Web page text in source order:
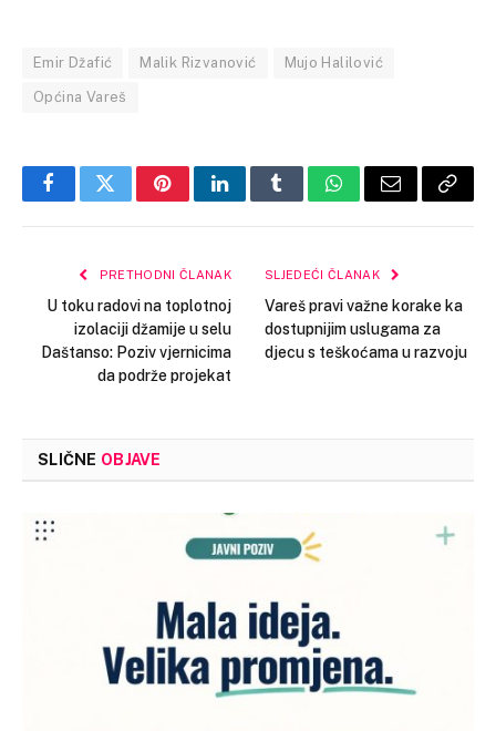
Emir Džafić Malik Rizvanović Mujo Halilović
Općina Vareš
FacebookTwitterPinterestLinkedInTumblrWhatsApp
Email Copy
PRETHODNI ČLANAK
U toku radovi na toplotnoj
izolaciji džamije u selu
Daštanso: Poziv vjernicima
da podrže projekat
SLJEDEĆI ČLANAK
Vareš pravi važne korake ka
dostupnijim uslugama za
djecu s teškoćama u razvoju
SLIČNE OBJAVE